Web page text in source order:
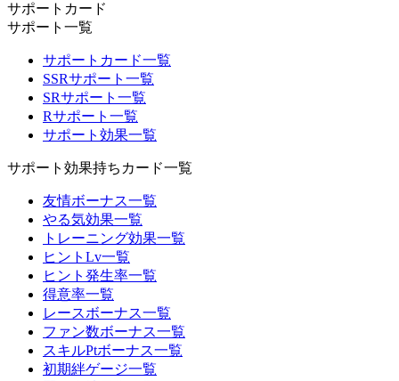
サポートカード
サポート一覧
サポートカード一覧
SSRサポート一覧
SRサポート一覧
Rサポート一覧
サポート効果一覧
サポート効果持ちカード一覧
友情ボーナス一覧
やる気効果一覧
トレーニング効果一覧
ヒントLv一覧
ヒント発生率一覧
得意率一覧
レースボーナス一覧
ファン数ボーナス一覧
スキルPtボーナス一覧
初期絆ゲージ一覧